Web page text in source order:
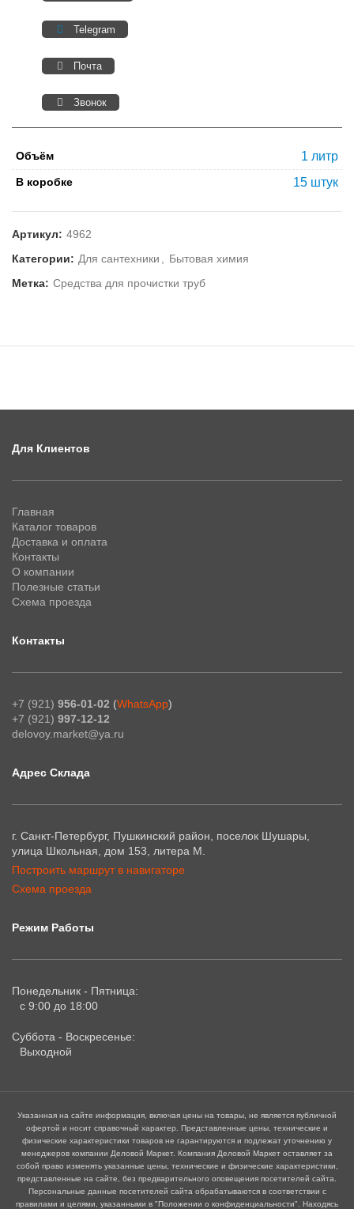
Telegram
Почта
Звонок
Объём 1 литр
В коробке 15 штук
Артикул: 4962
Категории: Для сантехники , Бытовая химия
Метка: Средства для прочистки труб
Для Клиентов
Главная
Каталог товаров
Доставка и оплата
Контакты
О компании
Полезные статьи
Схема проезда
Контакты
+7 (921) 956-01-02 (WhatsApp)
+7 (921) 997-12-12
delovoy.market@ya.ru
Адрес Склада
г. Санкт-Петербург, Пушкинский район, поселок Шушары,
улица Школьная, дом 153, литера М.
Построить маршрут в навигаторе
Схема проезда
Режим Работы
Понедельник - Пятница:
с 9:00 до 18:00
Суббота - Воскресенье:
Выходной
Указанная на сайте информация, включая цены на товары, не является публичной
офертой и носит справочный характер. Представленные цены, технические и
физические характеристики товаров не гарантируются и подлежат уточнению у
менеджеров компании Деловой Маркет. Компания Деловой Маркет оставляет за
собой право изменять указанные цены, технические и физические характеристики,
представленные на сайте, без предварительного оповещения посетителей сайта.
Персональные данные посетителей сайта обрабатываются в соответствии с
правилами и целями, указанными в "Положении о конфиденциальности". Находясь